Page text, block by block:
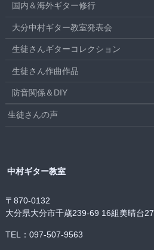
国内＆海外ギター修行
大分中村ギター教室発表会
生徒さんギターコレクション
生徒さん作曲作品
防音関係＆DIY
生徒さんの声
中村ギター教室
〒870-0132
大分県大分市千歳239-69 16組美晴台27
TEL：097-507-9563